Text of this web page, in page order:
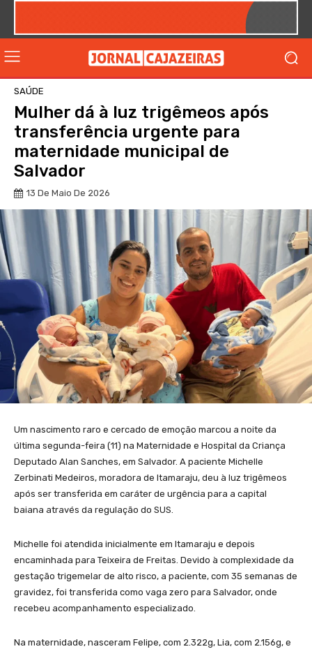
SAÚDE
Mulher dá à luz trigêmeos após
transferência urgente para
maternidade municipal de
Salvador
13 De Maio De 2026
Um nascimento raro e cercado de emoção marcou a noite da
última segunda-feira (11) na Maternidade e Hospital da Criança
Deputado Alan Sanches, em Salvador. A paciente Michelle
Zerbinati Medeiros, moradora de Itamaraju, deu à luz trigêmeos
após ser transferida em caráter de urgência para a capital
baiana através da regulação do SUS.
Michelle foi atendida inicialmente em Itamaraju e depois
encaminhada para Teixeira de Freitas. Devido à complexidade da
gestação trigemelar de alto risco, a paciente, com 35 semanas de
gravidez, foi transferida como vaga zero para Salvador, onde
recebeu acompanhamento especializado.
Na maternidade, nasceram Felipe, com 2.322g, Lia, com 2.156g, e